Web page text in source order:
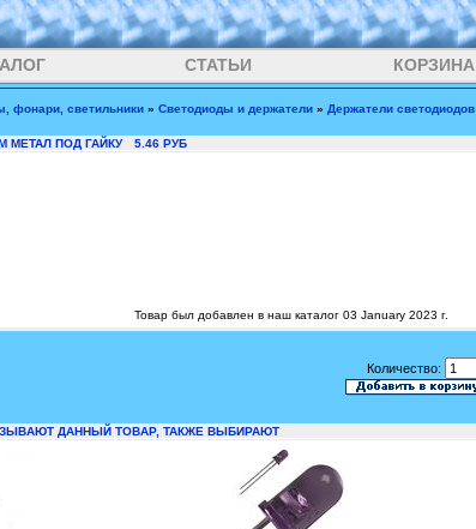
СТАТЬИ КОРЗИНА
фонари, светильники » Светодиоды и держатели » Держатели светодиодов
МЕТАЛ ПОД ГАЙКУ 5.46 РУБ
Товар был добавлен в наш каталог 03 January 2023 г.
Количество:
ДАННЫЙ ТОВАР, ТАКЖЕ ВЫБИРАЮТ